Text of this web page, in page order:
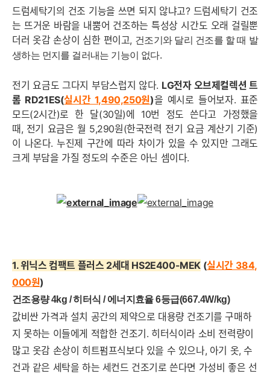
드럼세탁기의 건조 기능을 쓰면 되지 않냐고? 드럼세탁기 건조
는 뜨거운 바람을 내뿜어 건조하는 특성상 시간도 오래 걸릴뿐
더러 옷감 손상이 심한 편이고, 건조기와 달리 건조를 할 때 발
생하는 먼지를 걸러내는 기능이 없다.
전기 요금도 그다지 부담스럽지 않다. LG전자 오브제컬렉션 트
롬 RD21ES(실시간 1,490,250원)을 예시로 들어보자. 표준
모드(2시간)로 한 달(30일)에 10번 정도 쓴다고 가정했을
때, 전기 요금은 월 5,290원(한국전력 전기 요금 계산기 기준)
이 나온다. 누진제 구간에 따라 차이가 있을 수 있지만 그래도
크게 부담을 가질 정도의 수준은 아닌 셈이다.
1. 위닉스 컴팩트 플러스 2세대 HS2E400-MEK (실시간 384,
000원)
건조용량 4kg / 히터식 /에너지효율 6등급(667.4W/kg)
값비싼 가격과 설치 공간의 제약으로 대용량 건조기를 구매하
지 못하는 이들에게 적합한 건조기. 히터식이라 소비 전력량이
많고 옷감 손상이 히트펌프식보다 있을 수 있으나, 아기 옷, 수
건과 같은 세탁을 하는 세컨드 건조기로 쓴다면 가성비 좋은 선